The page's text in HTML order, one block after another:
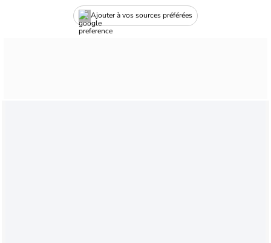
Ajouter à vos sources préférées